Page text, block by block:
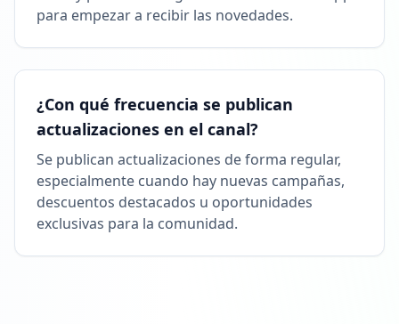
para empezar a recibir las novedades.
¿Con qué frecuencia se publican
actualizaciones en el canal?
Se publican actualizaciones de forma regular,
especialmente cuando hay nuevas campañas,
descuentos destacados u oportunidades
exclusivas para la comunidad.